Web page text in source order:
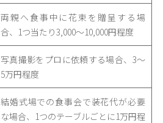
両親へ食事中に花束を贈呈する場
合、1つ当たり3,000〜10,000円程度
写真撮影をプロに依頼する場合、3〜
5万円程度
結婚式場での食事会で装花代が必要
な場合、1つのテーブルごとに1万円程